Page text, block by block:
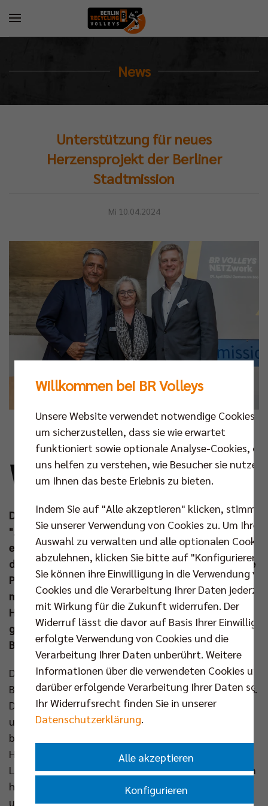
News
Unterstützung für neues
Herzensprojekt der Berliner
Stadtmission
Mi 10.04.2024
Fotos: Andreas Gora
W as lange währt, wird endlich gut. Nach
mehreren Anläufen konnte der Kreis der
Dienstagabend das bereits im Jahr 2021 eröffnete
"Zentrum am Zoo" der Berliner Stadtmission nun
endlich kennenlernen. Unter dem S-Bahn-Bogen und
direkt angrenzend an die Bahnhofsmission, in der die
Pokalsiegermannschaft Anfang März tatkräftig
mitanpackte, kam das NETZwerk des
Hauptstadtclubs zusammen und leistete einen
großartigen Beitrag für das neueste Vorhaben der
Berliner Stadtmission.
Das "Zentrum am Zoo" der Stadtmission ist eine
Begegnungsstätte innerhalb des Bahnhofsgebäudes.
Dessen in drei "B"s (Beraten, Begegnen, Bilden)
untergliederte Ausrichtung ergänzt die Arbeit der
benachbarten Bahnhofsmission und des
Hygienecenters und bietet dabei ein umfassendes
Lehr- und Leistungsangebot. Unter anderem stellten
hier am Dienstagabend der Stadtmissionsdirektor
und theologische Vorstand, Dr. Christian Ceconi,
Willkommen bei BR Volleys
Unsere Website verwendet notwendige Cookies,
um sicherzustellen, dass sie wie erwartet
funktioniert sowie optionale Analyse-Cookies, die
uns helfen zu verstehen, wie Besucher sie nutzen,
um Ihnen das beste Erlebnis zu bieten.
Indem Sie auf "Alle akzeptieren" klicken, stimmen
Sie unserer Verwendung von Cookies zu. Um Ihre
Auswahl zu verwalten und alle optionalen Cookies
abzulehnen, klicken Sie bitte auf "Konfigurieren".
Sie können ihre Einwilligung in die Verwendung
Cookies und die Verarbeitung Ihrer Daten
mit Wirkung für die Zukunft widerrufen. Der
Widerruf lässt die davor auf Basis Ihrer
erfolgte Verwendung von Cookies und die
Verarbeitung Ihrer Daten unberührt. Weitere
Informationen über die verwendeten Cookies und
darüber erfolgende Verarbeitung Ihrer Daten
Ihr Widerrufsrecht finden Sie in unserer
Datenschutzerklärung.
Alle akzeptieren
Konfigurieren